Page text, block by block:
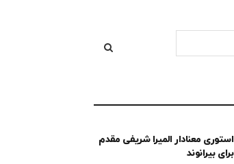
استوری معنادار المیرا شریفی مقدم
برای بیرانوند